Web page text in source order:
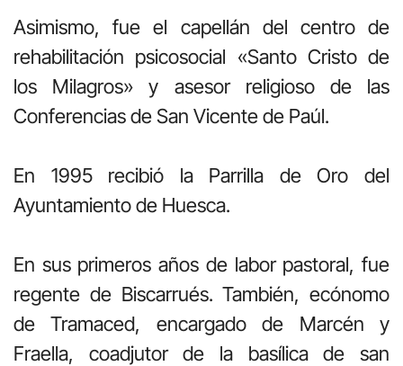
Asimismo, fue el capellán del centro de
rehabilitación psicosocial «Santo Cristo de
los Milagros» y asesor religioso de las
Conferencias de San Vicente de Paúl.
En 1995 recibió la Parrilla de Oro del
Ayuntamiento de Huesca.
En sus primeros años de labor pastoral, fue
regente de Biscarrués. También, ecónomo
de Tramaced, encargado de Marcén y
Fraella, coadjutor de la basílica de san